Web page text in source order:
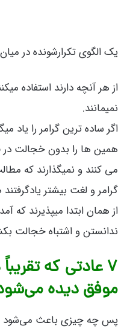
یک الگوی تکرارشونده در
از هر آنچه دارند استفاده
نمیمانند.
اگر ساده ترین گرامر را یاد
همین ها را بدون خجالت در
می کنند و نمیگذارند که
گرامر و لغت بیشتر
از همان ابتدا میپذیرند که
ندانستن و اشتباه خجالت
۷ عادتی که
موفق دیده
پس چه چیزی باعث می‌شود